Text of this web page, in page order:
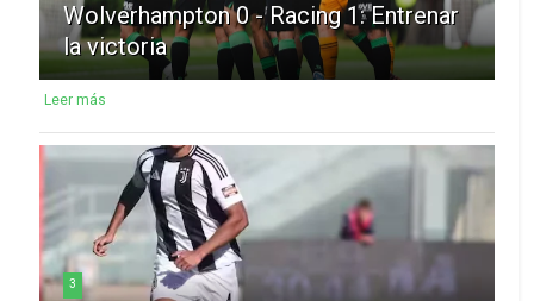
Wolverhampton 0 - Racing 1: Entrenar
la victoria
Leer más
3